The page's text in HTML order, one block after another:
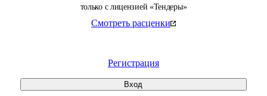
только с лицензией «Тендеры»
Смотреть расценки
Регистрация
Вход